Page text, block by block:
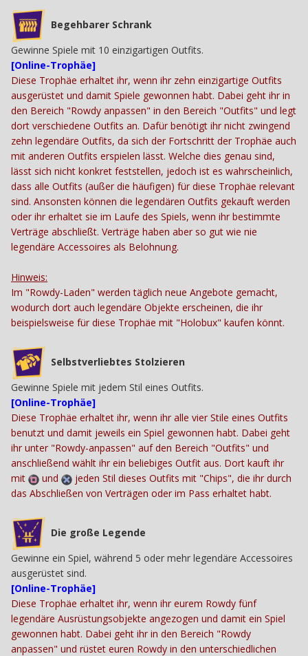
Begehbarer Schrank
Gewinne Spiele mit 10 einzigartigen Outfits.
[Online-Trophäe]
Diese Trophäe erhaltet ihr, wenn ihr zehn einzigartige Outfits
ausgerüstet und damit Spiele gewonnen habt. Dabei geht ihr in
den Bereich "Rowdy anpassen" in den Bereich "Outfits" und legt
dort verschiedene Outfits an. Dafür benötigt ihr nicht zwingend
zehn legendäre Outfits, da sich der Fortschritt der Trophäe auch
mit anderen Outfits erspielen lässt. Welche dies genau sind,
lässt sich nicht konkret feststellen, jedoch ist es wahrscheinlich,
dass alle Outfits (außer die häufigen) für diese Trophäe relevant
sind. Ansonsten können die legendären Outfits gekauft werden
oder ihr erhaltet sie im Laufe des Spiels, wenn ihr bestimmte
Verträge abschließt. Verträge haben aber so gut wie nie
legendäre Accessoires als Belohnung.
Hinweis:
Im "Rowdy-Laden" werden täglich neue Angebote gemacht,
wodurch dort auch legendäre Objekte erscheinen, die ihr
beispielsweise für diese Trophäe mit "Holobux" kaufen könnt.
Selbstverliebtes Stolzieren
Gewinne Spiele mit jedem Stil eines Outfits.
[Online-Trophäe]
Diese Trophäe erhaltet ihr, wenn ihr alle vier Stile eines Outfits
benutzt und damit jeweils ein Spiel gewonnen habt. Dabei geht
ihr unter "Rowdy-anpassen" auf den Bereich "Outfits" und
anschließend wählt ihr ein beliebiges Outfit aus. Dort kauft ihr
mit
und
jeden Stil dieses Outfits mit "Chips", die ihr durch
das Abschließen von Verträgen oder im Pass erhaltet habt.
Die große Legende
Gewinne ein Spiel, während 5 oder mehr legendäre Accessoires
ausgerüstet sind.
[Online-Trophäe]
Diese Trophäe erhaltet ihr, wenn ihr eurem Rowdy fünf
legendäre Ausrüstungsobjekte angezogen und damit ein Spiel
gewonnen habt. Dabei geht ihr in den Bereich "Rowdy
anpassen" und rüstet euren Rowdy in den unterschiedlichen